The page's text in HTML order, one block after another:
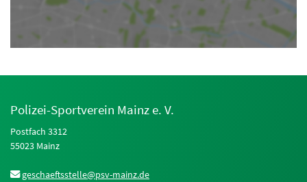
Polizei-Sportverein Mainz e. V.
Postfach 3312
55023 Mainz
geschaeftsstelle@psv-mainz.de